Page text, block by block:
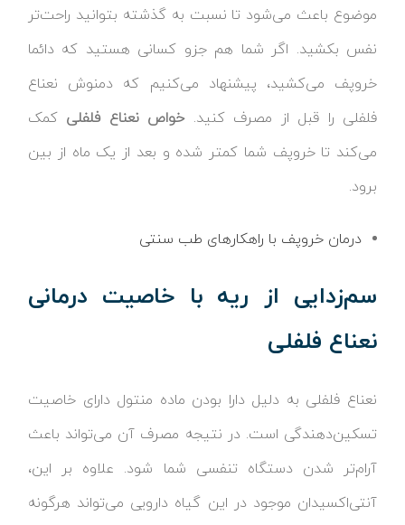
موضوع باعث می‌شود تا نسبت به گذشته بتوانید راحت‌تر
نفس بکشید. اگر شما هم جزو کسانی هستید که دائما
خروپف می‌کشید، پیشنهاد می‌کنیم که دمنوش نعناع
فلفلی را قبل از مصرف کنید.خواص نعناع فلفلی کمک
می‌کند تا خروپف شما کمتر شده و بعد از یک ماه از بین
برود.
درمان خروپف با راهکارهای طب سنتی
سم‌زدایی از ریه با خاصیت درمانی
نعناع فلفلی
نعناع فلفلی به دلیل دارا بودن ماده منتول دارای خاصیت
تسکین‌دهندگی است. در نتیجه مصرف آن می‌تواند باعث
آرام‌تر شدن دستگاه تنفسی شما شود. علاوه بر این،
آنتی‌اکسیدان موجود در این گیاه دارویی می‌تواند هرگونه